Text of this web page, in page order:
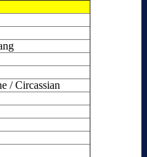
/ Circassian